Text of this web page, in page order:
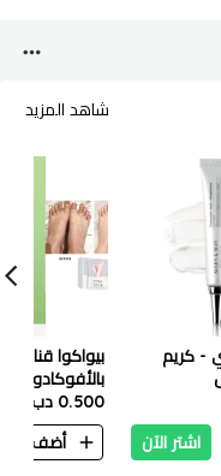
شاهد المزيد
- كريم
جم
اشتر الآن
بيواكوا قناع
بالأفوكادو
0.500 دب
أضف